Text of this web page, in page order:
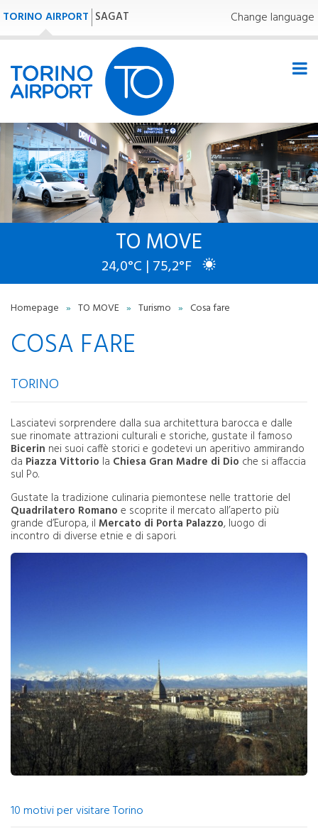
TORINO AIRPORT SAGAT Change language
TO MOVE
24,0°C | 75,2°F
Homepage » TO MOVE » Turismo » Cosa fare
COSA FARE
TORINO
Lasciatevi sorprendere dalla sua architettura barocca e dalle
sue rinomate attrazioni culturali e storiche, gustate il famoso
Bicerin nei suoi caffè storici e godetevi un aperitivo ammirando
da Piazza Vittorio la Chiesa Gran Madre di Dio che si affaccia
sul Po.
Gustate la tradizione culinaria piemontese nelle trattorie del
Quadrilatero Romano e scoprite il mercato all’aperto più
grande d’Europa, il Mercato di Porta Palazzo, luogo di
incontro di diverse etnie e di sapori.
10 motivi per visitare Torino